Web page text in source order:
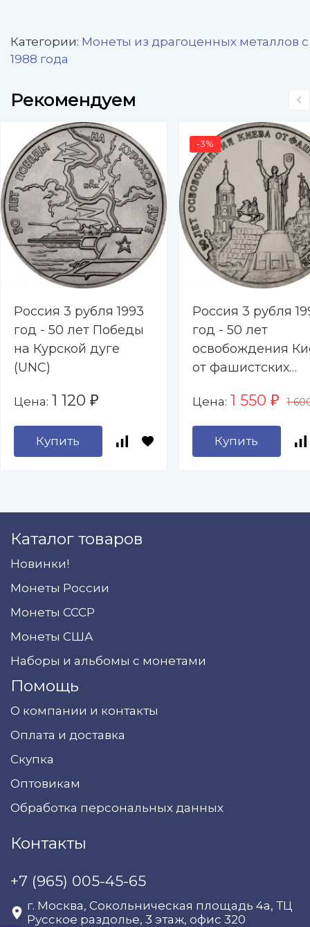
Категории: Монеты из драгоценных металлов с
1988 года
Рекомендуем
Россия 3 рубля 1993
год - 50 лет Победы
на Курской дуге
(UNC)
Цена: 1 120 ₽
Купить
-3%
Россия 3 рубля
год - 50 лет
освобождения
от фашистских
Цена: 1 550 ₽ 1
Купить
Каталог товаров
Новинки!
Монеты России
Монеты СССР
Монеты США
Наборы и альбомы с монетами
Помощь
О компании и контакты
Оплата и доставка
Скупка
Оптовикам
Обработка персональных данных
Контакты
+7 (965) 005-45-65
г. Москва, Сокольническая площадь 4а, ТЦ
Русское раздолье, 3 этаж, офис 320